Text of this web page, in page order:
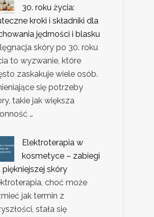
30. roku życia:
kroki i składniki dla
jędrności i blasku
skóry po 30. roku
to wyzwanie, które
zaskakuje wiele osób.
się potrzeby
takie jak większa
…
Elektroterapia w
kosmetyce – zabiegi
piękniejszej skóry
choć może
jak termin z
stała się